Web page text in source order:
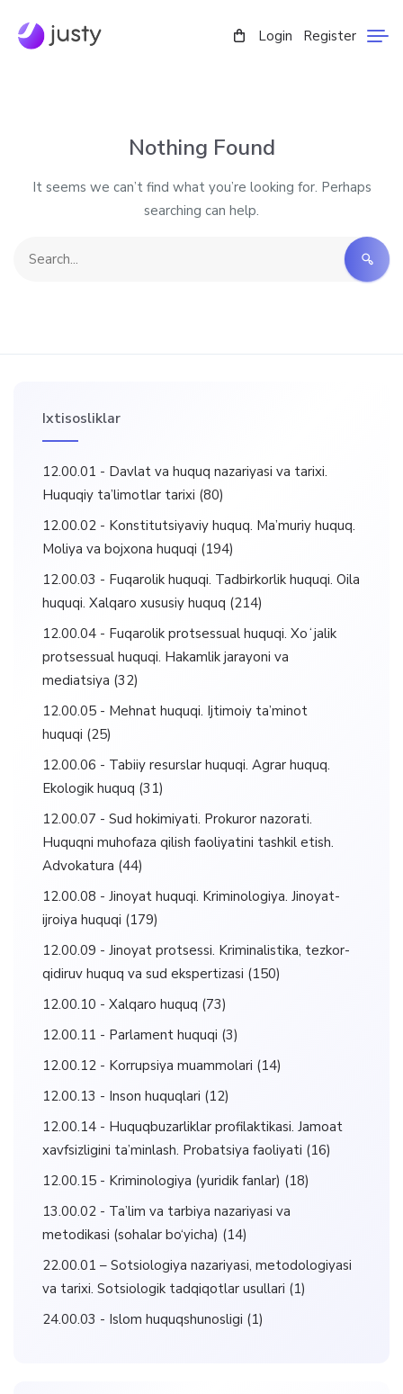
Login Register
Nothing Found
It seems we can’t find what you’re looking for. Perhaps
searching can help.
Ixtisosliklar
12.00.01 - Davlat va huquq nazariyasi va tarixi.
Huquqiy ta’limotlar tarixi (80)
12.00.02 - Konstitutsiyaviy huquq. Ma’muriy huquq.
Moliya va bojxona huquqi (194)
12.00.03 - Fuqarolik huquqi. Tadbirkorlik huquqi. Oila
huquqi. Xalqaro xususiy huquq (214)
12.00.04 - Fuqarolik protsessual huquqi. Xoʻjalik
protsessual huquqi. Hakamlik jarayoni va
mediatsiya (32)
12.00.05 - Mehnat huquqi. Ijtimoiy ta’minot
huquqi (25)
12.00.06 - Tabiiy resurslar huquqi. Agrar huquq.
Ekologik huquq (31)
12.00.07 - Sud hokimiyati. Prokuror nazorati.
Huquqni muhofaza qilish faoliyatini tashkil etish.
Advokatura (44)
12.00.08 - Jinoyat huquqi. Kriminologiya. Jinoyat-
ijroiya huquqi (179)
12.00.09 - Jinoyat protsessi. Kriminalistika, tezkor-
qidiruv huquq va sud ekspertizasi (150)
12.00.10 - Xalqaro huquq (73)
12.00.11 - Parlament huquqi (3)
12.00.12 - Korrupsiya muammolari (14)
12.00.13 - Inson huquqlari (12)
12.00.14 - Huquqbuzarliklar profilaktikasi. Jamoat
xavfsizligini ta’minlash. Probatsiya faoliyati (16)
12.00.15 - Kriminologiya (yuridik fanlar) (18)
13.00.02 - Ta’lim va tarbiya nazariyasi va
metodikasi (sohalar bo‘yicha) (14)
22.00.01 – Sotsiologiya nazariyasi, metodologiyasi
va tarixi. Sotsiologik tadqiqotlar usullari (1)
24.00.03 - Islom huquqshunosligi (1)